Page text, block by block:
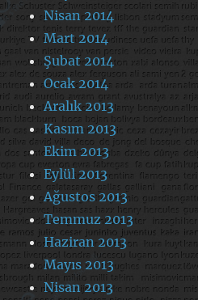
Nisan 2014
Mart 2014
Şubat 2014
Ocak 2014
Aralık 2013
Kasım 2013
Ekim 2013
Eylül 2013
Ağustos 2013
Temmuz 2013
Haziran 2013
Mayıs 2013
Nisan 2013